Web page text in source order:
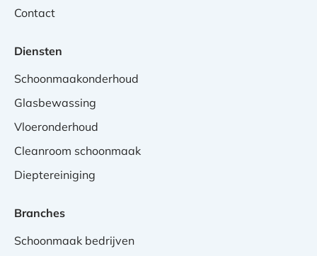
Contact
Diensten
Schoonmaakonderhoud
Glasbewassing
Vloeronderhoud
Cleanroom schoonmaak
Dieptereiniging
Branches
Schoonmaak bedrijven